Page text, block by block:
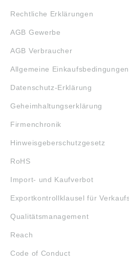
Rechtliche Erklärungen
AGB Gewerbe
AGB Verbraucher
Allgemeine Einkaufsbedingungen
Datenschutz-Erklärung
Geheimhaltungserklärung
Firmenchronik
Hinweisgeberschutzgesetz
RoHS
Import- und Kaufverbot
Exportkontrollklausel für
Qualitätsmanagement
Reach
Code of Conduct